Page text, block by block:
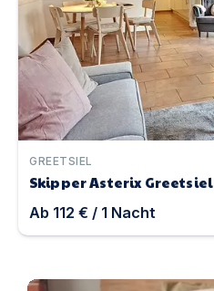
GREETSIEL
Skipper Asterix Greetsiel
Ab 112 € / 1 Nacht